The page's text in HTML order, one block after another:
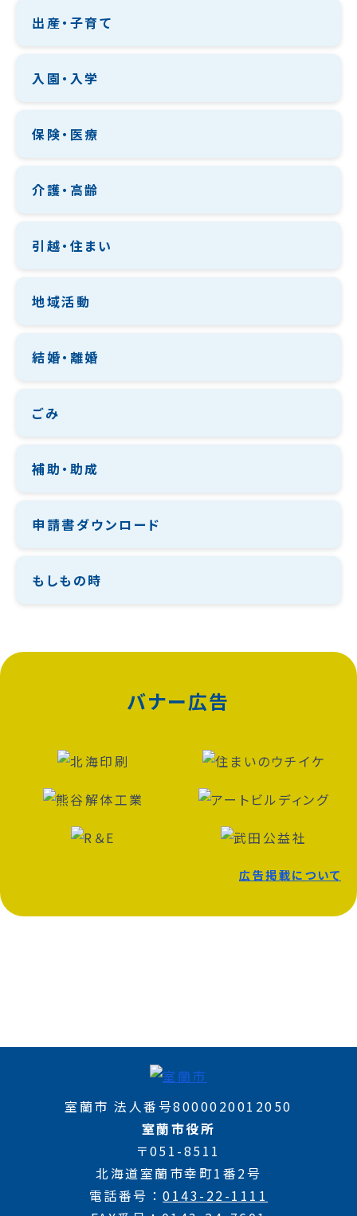
出産・子育て
入園・入学
保険・医療
介護・高齢
引越・住まい
地域活動
結婚・離婚
ごみ
補助・助成
申請書ダウンロード
もしもの時
バナー広告
広告掲載について
室蘭市 法人番号8000020012050
室蘭市役所
〒051-8511
北海道室蘭市幸町1番2号
電話番号
0143-22-1111